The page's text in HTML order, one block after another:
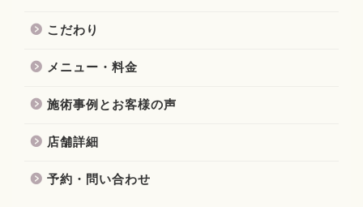
こだわり
メニュー・料金
施術事例とお客様の声
店舗詳細
予約・問い合わせ